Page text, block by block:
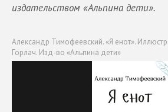
издательством «Альпина дети».
Александр Тимофеевский. «Я енот».
Горлач. Изд-во «Альпина дети»